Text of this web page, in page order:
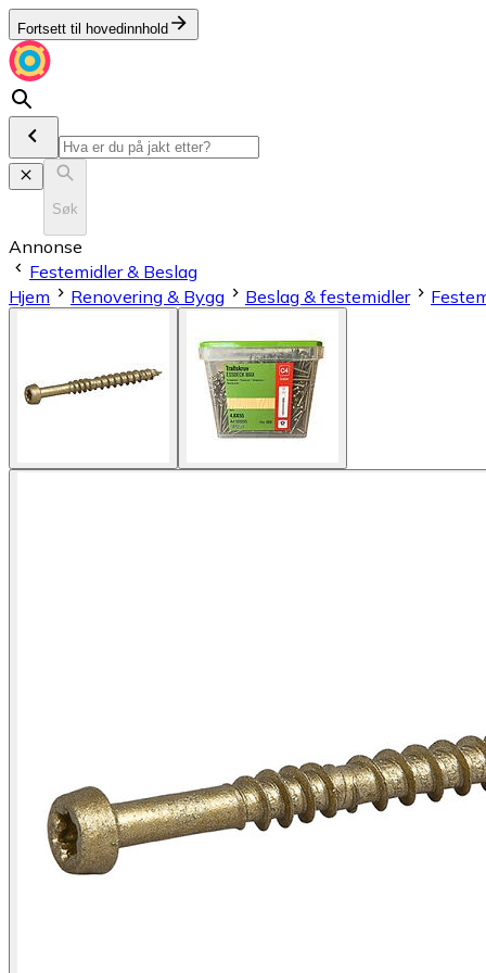
Fortsett til hovedinnhold
Søk
Annonse
Festemidler & Beslag
Hjem
Renovering & Bygg Beslag & festemidler